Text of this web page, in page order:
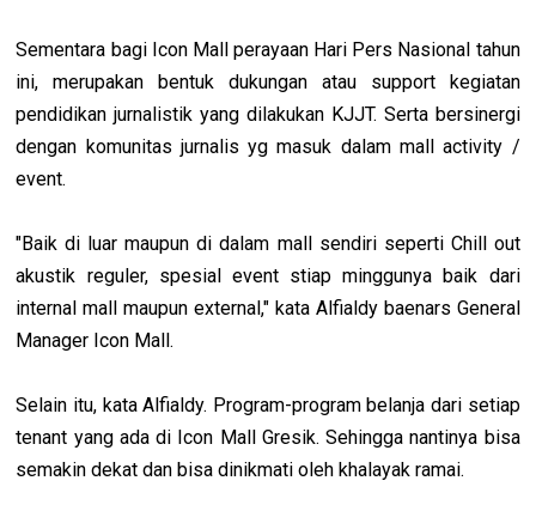
Sementara bagi Icon Mall perayaan Hari Pers Nasional tahun
ini, merupakan bentuk dukungan atau support kegiatan
pendidikan jurnalistik yang dilakukan KJJT. Serta bersinergi
dengan komunitas jurnalis yg masuk dalam mall activity /
event.
"Baik di luar maupun di dalam mall sendiri seperti Chill out
akustik reguler, spesial event stiap minggunya baik dari
internal mall maupun external," kata Alfialdy baenars General
Manager Icon Mall.
Selain itu, kata Alfialdy. Program-program belanja dari setiap
tenant yang ada di Icon Mall Gresik. Sehingga nantinya bisa
semakin dekat dan bisa dinikmati oleh khalayak ramai.